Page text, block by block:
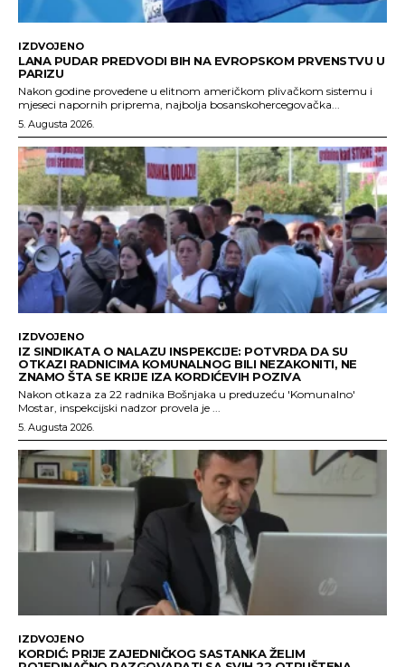
IZDVOJENO
LANA PUDAR PREDVODI BIH NA EVROPSKOM PRVENSTVU U
PARIZU
Nakon godine provedene u elitnom američkom plivačkom sistemu i
mjeseci napornih priprema, najbolja bosanskohercegovačka...
5. Augusta 2026.
IZDVOJENO
IZ SINDIKATA O NALAZU INSPEKCIJE: POTVRDA DA SU
OTKAZI RADNICIMA KOMUNALNOG BILI NEZAKONITI, NE
ZNAMO ŠTA SE KRIJE IZA KORDIĆEVIH POZIVA
Nakon otkaza za 22 radnika Bošnjaka u preduzeću 'Komunalno'
Mostar, inspekcijski nadzor provela je ...
5. Augusta 2026.
IZDVOJENO
KORDIĆ: PRIJE ZAJEDNIČKOG SASTANKA ŽELIM